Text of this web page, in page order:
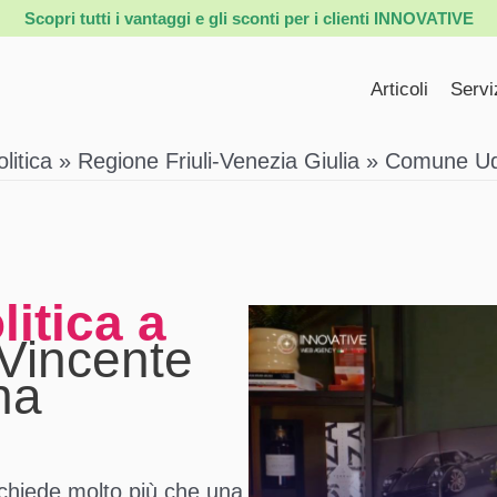
Scopri tutti i vantaggi e gli sconti per i clienti INNOVATIVE
Articoli
Regione Friuli-Venezia Giulia Comune
a
molto più che una